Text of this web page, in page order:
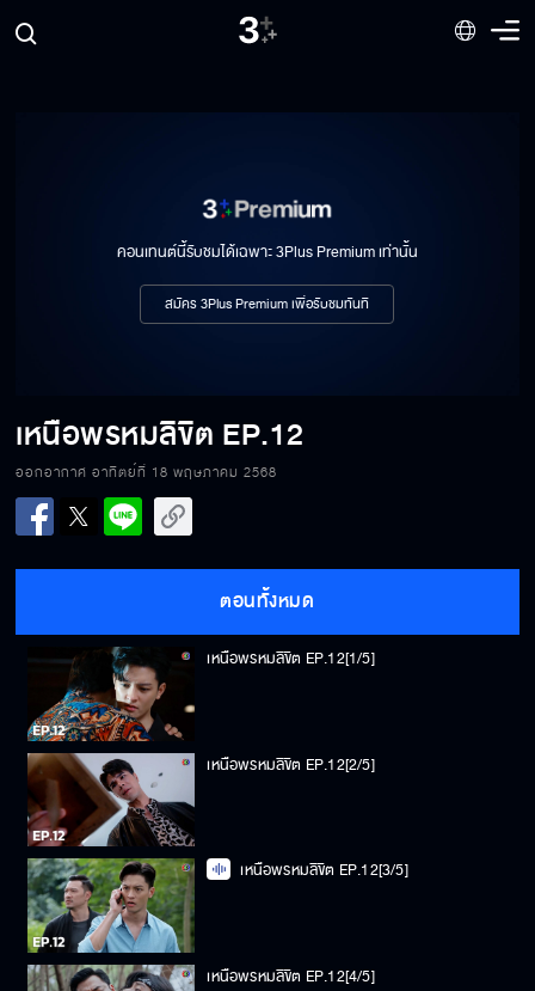
คอนเทนต์นี้รับชมได้เฉพาะ 3Plus Premium เท่านั้น
สมัคร 3Plus Premium เพื่อรับชมทันที
เหนือพรหมลิขิต EP.12
ออกอากาศ อาทิตย์ที่ 18 พฤษภาคม 2568
ตอนทั้งหมด
เหนือพรหมลิขิต EP.12[1/5]
เหนือพรหมลิขิต EP.12[2/5]
เหนือพรหมลิขิต EP.12[3/5]
เหนือพรหมลิขิต EP.12[4/5]